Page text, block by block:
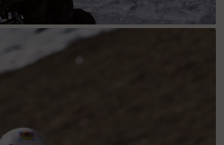
qui fait honneur à l'Alsace!